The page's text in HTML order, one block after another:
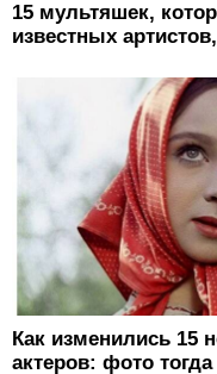
15 мультяшек,
известных
Как изменились 15
актеров: фото